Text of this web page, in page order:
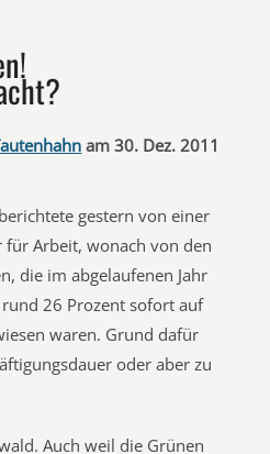
am 30. Dez. 2011
gestern von einer
für Arbeit, wonach von den
die im abgelaufenen Jahr
26 Prozent sofort auf
waren. Grund dafür
oder aber zu
Auch weil die Grünen